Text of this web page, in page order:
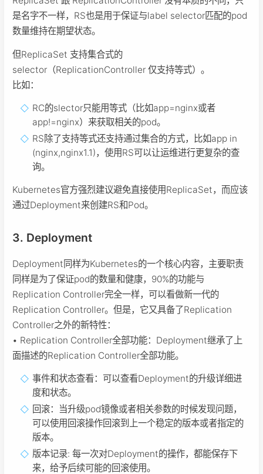
是名字不一样，RS也是用于保证与label selector匹配的pod
数量维持在期望状态。
但ReplicaSet 支持集合式的
selector（ReplicationController 仅支持等式）。
比如：
RC的slector只能用等式（比如app=nginx或者
app!=nginx）来获取相关的pod。
RS除了支持等式还支持通过集合的方式，比如app in
(nginx,nginx1.1)，使用RS可以让运维进行更复杂的查
询。
Kubernetes官方强烈建议避免直接使用ReplicaSet，而应该
通过Deployment来创建RS和Pod。
3. Deployment
Deployment同样为Kubernetes的一个核心内容，主要职责
同样是为了保证pod的数量和健康，90%的功能与
Replication Controller完全一样，可以看做新一代的
Replication Controller。但是，它又具备了Replication
Controller之外的新特性：
• Replication Controller全部功能：Deployment继承了上
面描述的Replication Controller全部功能。
事件和状态查看：可以查看Deployment的升级详细进
度和状态。
回滚：当升级pod镜像或者相关参数的时候发现问题，
可以使用回滚操作回滚到上一个稳定的版本或者指定的
版本。
版本记录: 每一次对Deployment的操作，都能保存下
来，给予后续可能的回滚使用。